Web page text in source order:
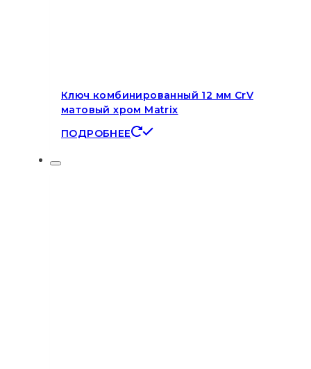
Ключ комбинированный 12 мм CrV
матовый хром Matrix
ПОДРОБНЕЕ